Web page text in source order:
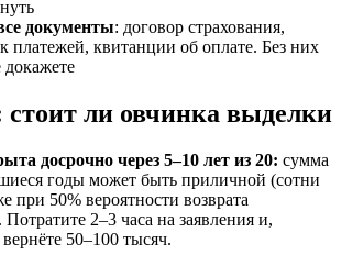
документы: договор страхования,
платежей, квитанции об оплате. Без них
ли овчинка выделки
досрочно через 5–10 лет из 20: сумма
годы может быть приличной (сотни
при 50% вероятности возврата
Потратите 2–3 часа на заявления и,
50–100 тысяч.